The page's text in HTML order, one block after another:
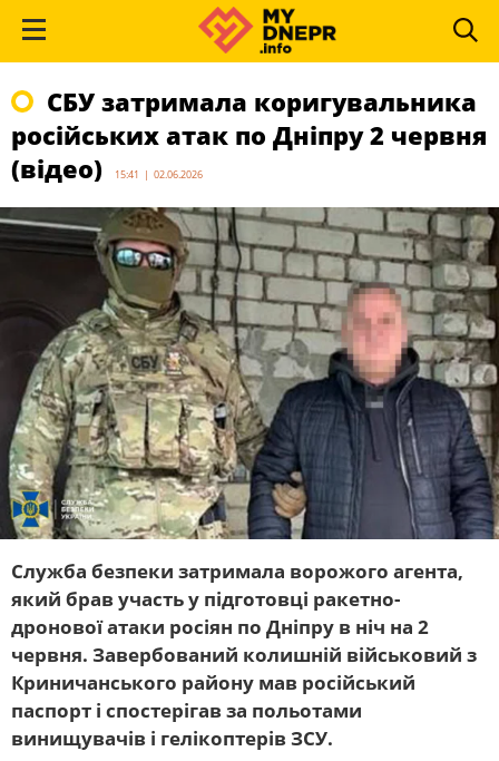
СБУ затримала коригувальника
російських атак по Дніпру 2 червня
(відео)
15:41 | 02.06.2026
Служба безпеки затримала ворожого агента,
який брав участь у підготовці ракетно-
дронової атаки росіян по Дніпру в ніч на 2
червня. Завербований колишній військовий з
Криничанського району мав російський
паспорт і спостерігав за польотами
винищувачів і гелікоптерів ЗСУ.